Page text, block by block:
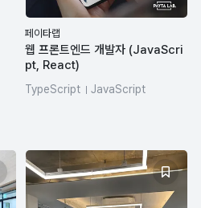
페이타랩
웹 프론트엔드 개발자 (JavaScri
pt, React)
TypeScript
JavaScript